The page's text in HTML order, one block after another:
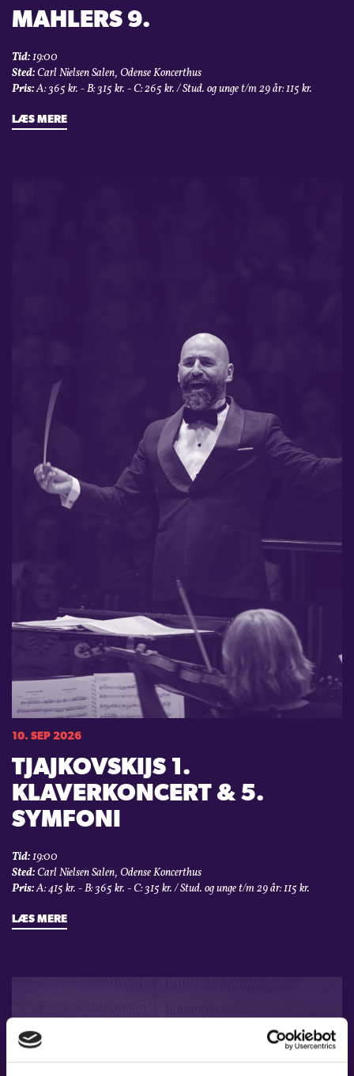
MAHLERS 9.
Tid:19:00
Sted:Carl Nielsen Salen, Odense Koncerthus
Pris:A: 365 kr. - B: 315 kr. - C: 265 kr. / Stud. og unge t/m 29 år: 115 kr.
LÆS MERE
10. SEP 2026
TJAJKOVSKIJS 1.
KLAVERKONCERT & 5.
SYMFONI
Tid:19:00
Sted:Carl Nielsen Salen, Odense Koncerthus
Pris:A: 415 kr. - B: 365 kr. - C: 315 kr. / Stud. og unge t/m 29 år: 115 kr.
LÆS MERE